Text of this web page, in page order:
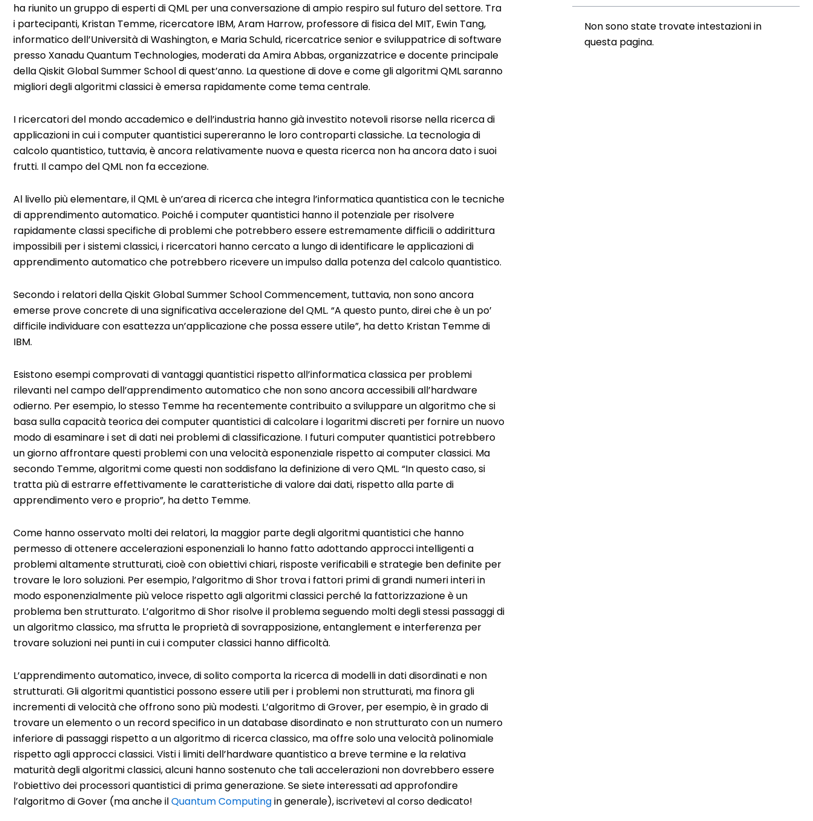
ha riunito un gruppo di esperti di QML per una conversazione di ampio respiro sul futuro del settore. Tra
i partecipanti, Kristan Temme, ricercatore IBM, Aram Harrow, professore di fisica del MIT, Ewin Tang,
informatico dell’Università di Washington, e Maria Schuld, ricercatrice senior e sviluppatrice di software
presso Xanadu Quantum Technologies, moderati da Amira Abbas, organizzatrice e docente principale
della Qiskit Global Summer School di quest’anno. La questione di dove e come gli algoritmi QML saranno
migliori degli algoritmi classici è emersa rapidamente come tema centrale.
I ricercatori del mondo accademico e dell’industria hanno già investito notevoli risorse nella ricerca di
applicazioni in cui i computer quantistici supereranno le loro controparti classiche. La tecnologia di
calcolo quantistico, tuttavia, è ancora relativamente nuova e questa ricerca non ha ancora dato i suoi
frutti. Il campo del QML non fa eccezione.
Al livello più elementare, il QML è un’area di ricerca che integra l’informatica quantistica con le tecniche
di apprendimento automatico. Poiché i computer quantistici hanno il potenziale per risolvere
rapidamente classi specifiche di problemi che potrebbero essere estremamente difficili o addirittura
impossibili per i sistemi classici, i ricercatori hanno cercato a lungo di identificare le applicazioni di
apprendimento automatico che potrebbero ricevere un impulso dalla potenza del calcolo quantistico.
Secondo i relatori della Qiskit Global Summer School Commencement, tuttavia, non sono ancora
emerse prove concrete di una significativa accelerazione del QML. “A questo punto, direi che è un po’
difficile individuare con esattezza un’applicazione che possa essere utile”, ha detto Kristan Temme di
IBM.
Esistono esempi comprovati di vantaggi quantistici rispetto all’informatica classica per problemi
rilevanti nel campo dell’apprendimento automatico che non sono ancora accessibili all’hardware
odierno. Per esempio, lo stesso Temme ha recentemente contribuito a sviluppare un algoritmo che si
basa sulla capacità teorica dei computer quantistici di calcolare i logaritmi discreti per fornire un nuovo
modo di esaminare i set di dati nei problemi di classificazione. I futuri computer quantistici potrebbero
un giorno affrontare questi problemi con una velocità esponenziale rispetto ai computer classici. Ma
secondo Temme, algoritmi come questi non soddisfano la definizione di vero QML. “In questo caso, si
tratta più di estrarre effettivamente le caratteristiche di valore dai dati, rispetto alla parte di
apprendimento vero e proprio”, ha detto Temme.
Come hanno osservato molti dei relatori, la maggior parte degli algoritmi quantistici che hanno
permesso di ottenere accelerazioni esponenziali lo hanno fatto adottando approcci intelligenti a
problemi altamente strutturati, cioè con obiettivi chiari, risposte verificabili e strategie ben definite per
trovare le loro soluzioni. Per esempio, l’algoritmo di Shor trova i fattori primi di grandi numeri interi in
modo esponenzialmente più veloce rispetto agli algoritmi classici perché la fattorizzazione è un
problema ben strutturato. L’algoritmo di Shor risolve il problema seguendo molti degli stessi passaggi di
un algoritmo classico, ma sfrutta le proprietà di sovrapposizione, entanglement e interferenza per
trovare soluzioni nei punti in cui i computer classici hanno difficoltà.
L’apprendimento automatico, invece, di solito comporta la ricerca di modelli in dati disordinati e non
strutturati. Gli algoritmi quantistici possono essere utili per i problemi non strutturati, ma finora gli
incrementi di velocità che offrono sono più modesti. L’algoritmo di Grover, per esempio, è in grado di
trovare un elemento o un record specifico in un database disordinato e non strutturato con un numero
inferiore di passaggi rispetto a un algoritmo di ricerca classico, ma offre solo una velocità polinomiale
rispetto agli approcci classici. Visti i limiti dell’hardware quantistico a breve termine e la relativa
maturità degli algoritmi classici, alcuni hanno sostenuto che tali accelerazioni non dovrebbero essere
l’obiettivo dei processori quantistici di prima generazione. Se siete interessati ad approfondire
l’algoritmo di Gover (ma anche ilQuantum Computingin generale), iscrivetevi al corso dedicato!
Non sono state trovate intestazioni in
questa pagina.